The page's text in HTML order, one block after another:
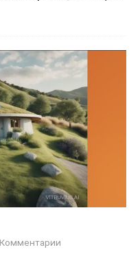
Комментарии